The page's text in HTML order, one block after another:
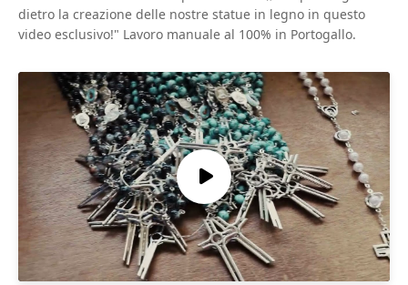
dietro la creazione delle nostre statue in legno in questo
video esclusivo!" Lavoro manuale al 100% in Portogallo.